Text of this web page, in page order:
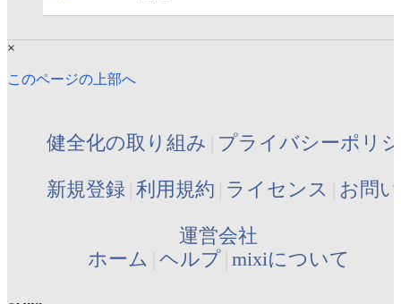
×
このページの上部へ
健全化の取り組み プライバシーポリ
新規登録 利用規約 ライセンス お問
運営会社
ホーム ヘルプ mixiについて